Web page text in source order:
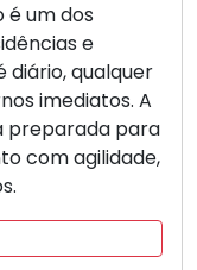
é um dos
e
diário, qualquer
imediatos. A
preparada para
com agilidade,